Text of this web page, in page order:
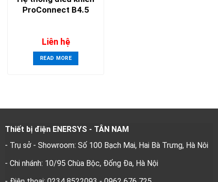
ProConnect B4.5
Liên hệ
READ MORE
Thiết bị điện ENERSYS - TÂN NAM
- Trụ sở - Showroom: Số 100 Bạch Mai, Hai Bà Trưng, Hà Nôi
- Chi nhánh: 10/95 Chùa Bộc, Đống Đa, Hà Nội